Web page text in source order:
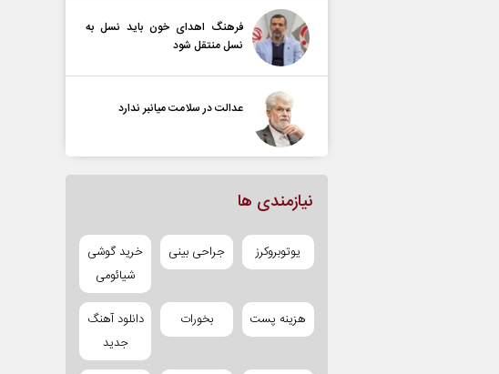
فرهنگ اهدای خون باید نسل به
نسل منتقل شود
عدالت در سلامت میانبر ندارد
نیازمندی ها
یوتوبروکرز جراحی بینی
خرید گوشی
شیائومی
هزینه پست بخورات
دانلود آهنگ
جدید